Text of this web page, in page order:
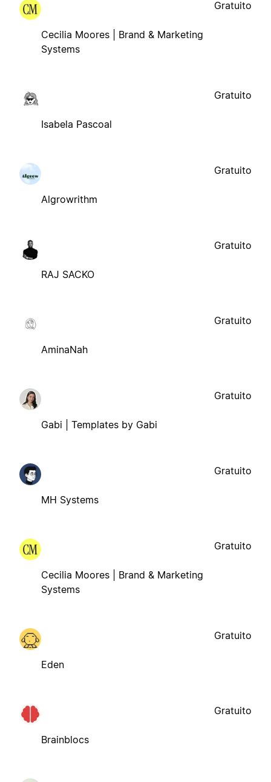
Cecilia Moores | Brand & Marketing
Systems
Gratuito
Isabela Pascoal
Gratuito
Algrowrithm
Gratuito
RAJ SACKO
Gratuito
AminaNah
Gratuito
Gabi | Templates by Gabi
Gratuito
MH Systems
Gratuito
Cecilia Moores | Brand & Marketing
Systems
Gratuito
Eden
Gratuito
Brainblocs
Gratuito